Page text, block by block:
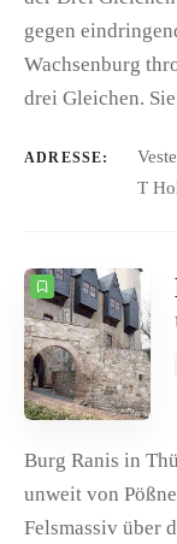
gegen
Wachsenburg
drei Gleichen.
ADRESSE:
T
Burg Ranis in
unweit von
Felsmassiv über